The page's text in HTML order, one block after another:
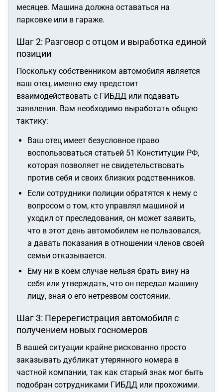
месяцев. Машина должна оставаться на
парковке или в гараже.
Шаг 2: Разговор с отцом и выработка единой
позиции
Поскольку собственником автомобиля является
ваш отец, именно ему предстоит
взаимодействовать с ГИБДД или подавать
заявления. Вам необходимо выработать общую
тактику:
Ваш отец имеет безусловное право
воспользоваться статьей 51 Конституции РФ,
которая позволяет не свидетельствовать
против себя и своих близких родственников.
Если сотрудники полиции обратятся к нему с
вопросом о том, кто управлял машиной и
уходил от преследования, он может заявить,
что в этот день автомобилем не пользовался,
а давать показания в отношении членов своей
семьи отказывается.
Ему ни в коем случае нельзя брать вину на
себя или утверждать, что он передал машину
лицу, зная о его нетрезвом состоянии.
Шаг 3: Перерегистрация автомобиля с
получением новых госномеров
В вашей ситуации крайне рискованно просто
заказывать дубликат утерянного номера в
частной компании, так как старый знак мог быть
подобран сотрудниками ГИБДД или прохожими.